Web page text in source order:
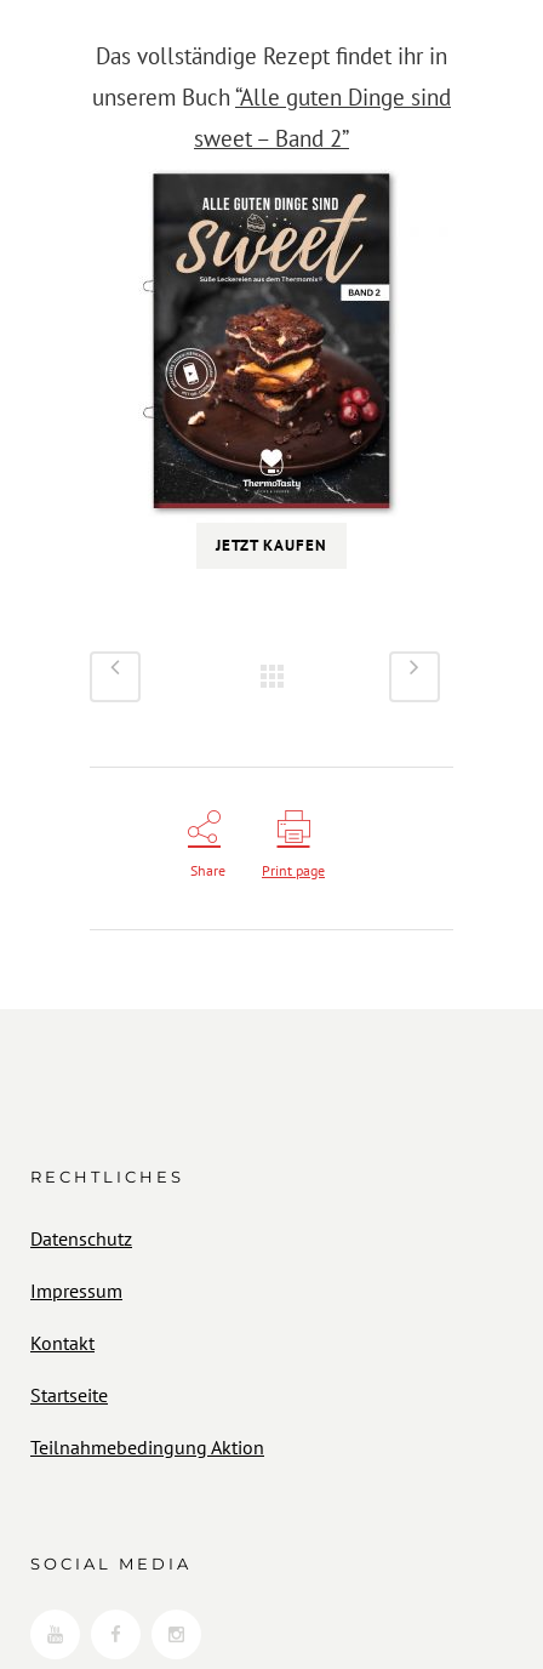
Das vollständige Rezept findet ihr in
unserem Buch “Alle guten Dinge sind
sweet – Band 2”
JETZT KAUFEN
Share Print page
RECHTLICHES
Datenschutz
Impressum
Kontakt
Startseite
Teilnahmebedingung Aktion
SOCIAL MEDIA